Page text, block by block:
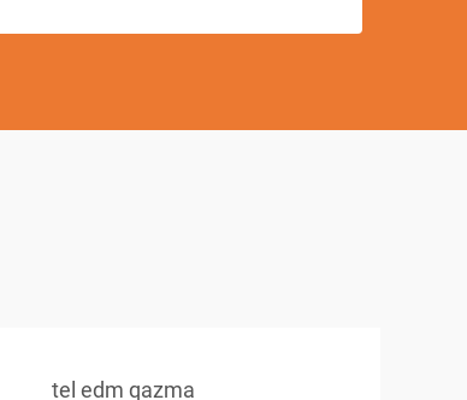
tel edm qazma